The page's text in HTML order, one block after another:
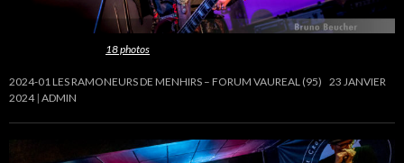
18 photos
2024-01 LES RAMONEURS DE MENHIRS – FORUM VAUREAL (95) 23 JANVIER
2024 ADMIN